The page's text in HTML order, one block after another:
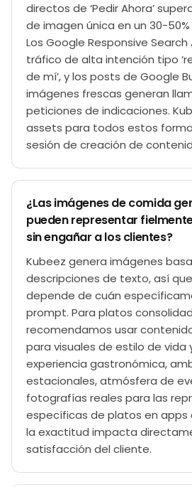
directos de ‘Pedir Ahora’
de imagen única en un 30-
Los Google Responsive
tráfico de alta intención tipo
de mí’, y los posts de Google
imágenes frescas generan
peticiones de indicaciones.
assets para todos estos
sesión de creación de
¿Las imágenes de comida
pueden representar
sin engañar a los clientes?
Kubeez genera imágenes
descripciones de texto, así
depende de cuán
prompt. Para platos
recomendamos usar
para visuales de estilo de
experiencia gastronómica,
estacionales, atmósfera de
fotografías reales para las
específicas de platos en apps
la exactitud impacta
satisfacción del cliente.